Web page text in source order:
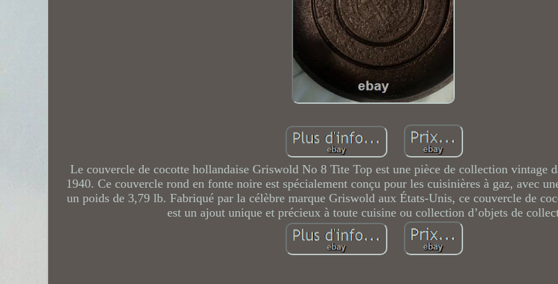
Le couvercle de cocotte hollandaise Griswold No 8 Tite Top est une pièce de collection vintage
1940. Ce couvercle rond en fonte noire est spécialement conçu pour les cuisinières à gaz, avec
un poids de 3,79 lb. Fabriqué par la célèbre marque Griswold aux États-Unis, ce couvercle de
est un ajout unique et précieux à toute cuisine ou collection d’objets de